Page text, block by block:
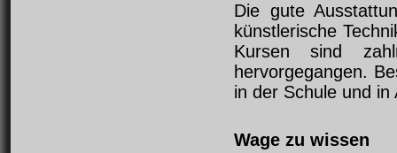
Die gute
künstlerische
Kursen sind
hervorgegangen.
in der Schule und
Wage zu wissen